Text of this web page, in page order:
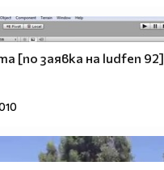
[по заявка на ludfen 92]